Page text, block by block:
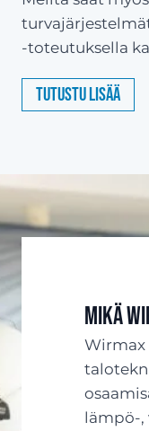
-toteutuksella
Tutustu lisää
Mikä
Wirmax
lämpö-,